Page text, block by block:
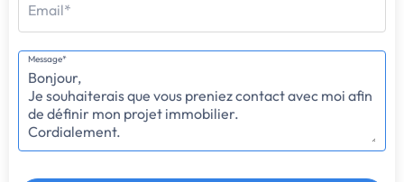
Email*
Message*